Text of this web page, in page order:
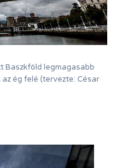
Baszkföld legmagasabb
ég felé (tervezte: César